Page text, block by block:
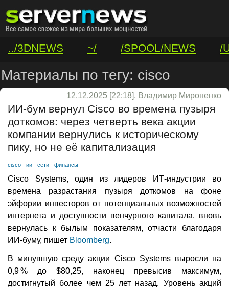
../3DNEWS ~/ /SPOOL/NEWS
/
/VAR/CONTACT
Материалы по тегу: cisco
12.12.2025 [22:18], Владимир Мироненко
ИИ-бум вернул Cisco во времена пузыря
доткомов: через четверть века акции
компании вернулись к историческому
пику, но не её капитализация
cisco ии сети финансы
Cisco Systems, один из лидеров ИТ-индустрии во
времена разрастания пузыря доткомов на фоне
эйфории инвесторов от потенциальных возможностей
интернета и доступности венчурного капитала, вновь
вернулась к былым показателям, отчасти благодаря
ИИ-буму, пишет Bloomberg.
В минувшую среду акции Cisco Systems выросли на
0,9 % до $80,25, наконец превысив максимум,
достигнутый более чем 25 лет назад. Уровень акций